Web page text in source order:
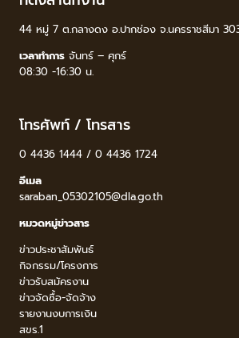
44 หมู่ 7 ต.กลางดง อ.ปากช่อง จ.นครราชสีมา
เวลาทำการ จันทร์ – ศุกร์
08:30 -16:30 น.
โทรศัพท์ / โทรสาร
0 4436 1444 / 0 4436 1724
อีเมล
saraban_05302105@dla.go.th
หมวดหมู่ข่าวสาร
ข่าวประชาสัมพันธ์
กิจกรรม/โครงการ
ข่าวรับสมัครงาน
ข่าวจัดซื้อ-จัดจ้าง
รายงานงบการเงิน
สขร.1